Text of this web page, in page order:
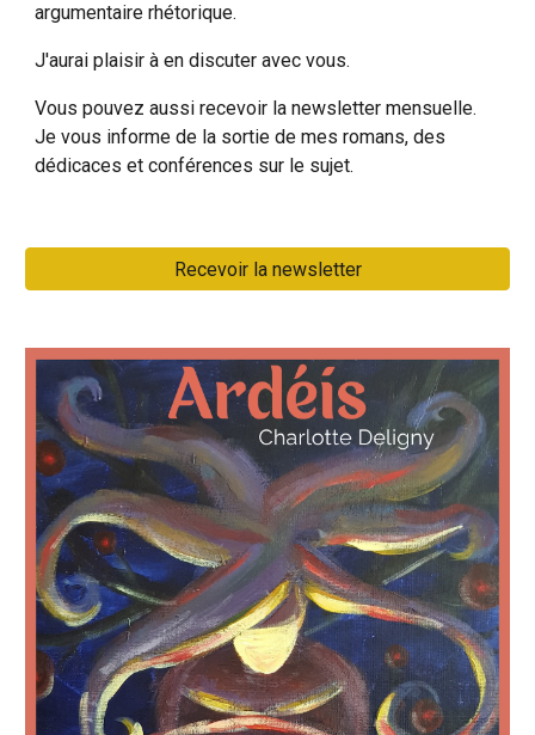
argumentaire rhétorique.
J'aurai plaisir à en discuter avec vous.
Vous pouvez aussi recevoir la newsletter mensuelle.
Je vous informe de la sortie de mes romans, des
dédicaces et conférences sur le sujet.
Recevoir la newsletter